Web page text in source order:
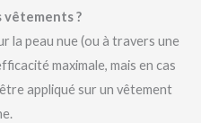
vêtements ?
la peau nue (ou à travers une
maximale, mais en cas
appliqué sur un vêtement